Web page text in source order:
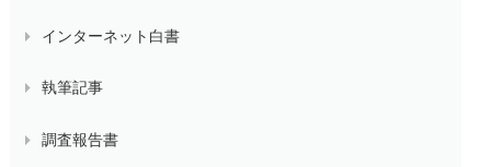
インターネット白書
執筆記事
調査報告書